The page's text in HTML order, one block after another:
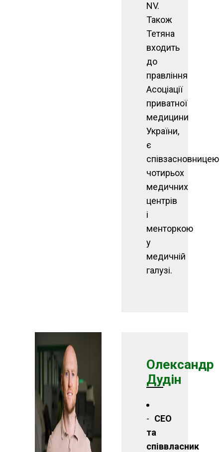
NV.
Також
Тетяна
входить
до
правління
Асоціації
приватної
медицини
України,
є
співзасновницею
чотирьох
медичних
центрів
і
менторкою
у
медичній
галузі.
Олександр
Дудін
СЕО
та
співвласник